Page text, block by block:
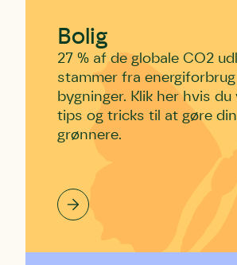
Bolig
27 % af de globale CO2
stammer fra energiforbrug
bygninger. Klik her hvis du
tips og tricks til at gøre
grønnere.
Andet punkt
Humlebier bestøver
blomster og afgrøder i